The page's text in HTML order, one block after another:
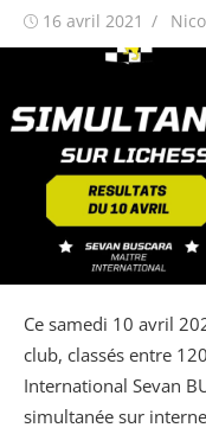
Publié
le
16 avril 2021
Ce samedi 10 avril
club, classés entre
International Sevan
simultanée sur